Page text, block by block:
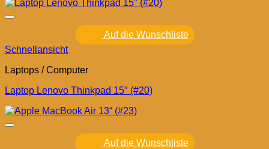
Auf die Wunschliste
Schnellansicht
Laptops / Computer
Laptop Lenovo Thinkpad 15″ (#20)
Auf die Wunschliste